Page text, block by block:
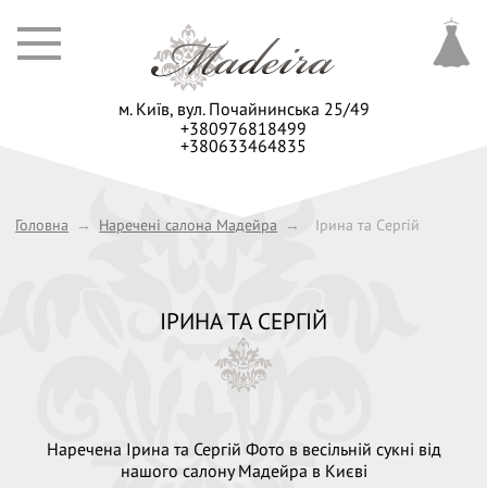
+380976818499
+380633464835
м. Київ, вул. Почайнинська 25/49
Головна → Наречені салона Мадейра → Ірина та Сергій
ІРИНА ТА СЕРГІЙ
Наречена Ірина та Сергій Фото в весільній сукні від
нашого салону Мадейра в Києві